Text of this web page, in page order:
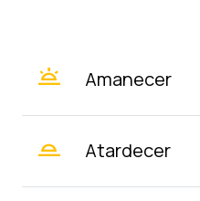
wb_twilight Amanecer
wb_twilight_2 Atardecer